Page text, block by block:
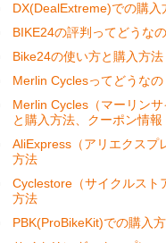
DX(DealExtreme)での購入
BIKE24の評判ってどうな
Bike24の使い方と購入方法
Merlin Cyclesってどうなの
Merlin Cycles（マーリンサ
と購入方法、クーポン情報
AliExpress（アリエクスプ
方法
Cyclestore（サイクルスト
方法
PBK(ProBikeKit)での購入